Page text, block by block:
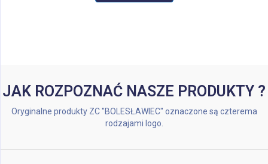
JAK ROZPOZNAĆ NASZE PRODUKTY ?
Oryginalne produkty ZC "BOLESŁAWIEC" oznaczone są czterema
rodzajami logo.